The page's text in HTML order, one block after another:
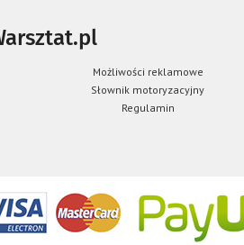
Możliwości reklamowe
Słownik motoryzacyjny
Regulamin